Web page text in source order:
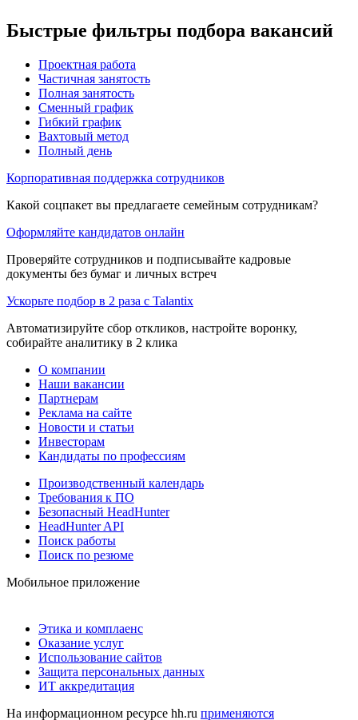
Быстрые фильтры подбора вакансий
Проектная работа
Частичная занятость
Полная занятость
Сменный график
Гибкий график
Вахтовый метод
Полный день
Корпоративная поддержка сотрудников
Какой соцпакет вы предлагаете семейным сотрудникам?
Оформляйте кандидатов онлайн
Проверяйте сотрудников и подписывайте кадровые
документы без бумаг и личных встреч
Ускорьте подбор в 2 раза с Talantix
Автоматизируйте сбор откликов, настройте воронку,
собирайте аналитику в 2 клика
О компании
Наши вакансии
Партнерам
Реклама на сайте
Новости и статьи
Инвесторам
Кандидаты по профессиям
Производственный календарь
Требования к ПО
Безопасный HeadHunter
HeadHunter API
Поиск работы
Поиск по резюме
Мобильное приложение
Этика и комплаенс
Оказание услуг
Использование сайтов
Защита персональных данных
ИТ аккредитация
На информационном ресурсе hh.ru применяются